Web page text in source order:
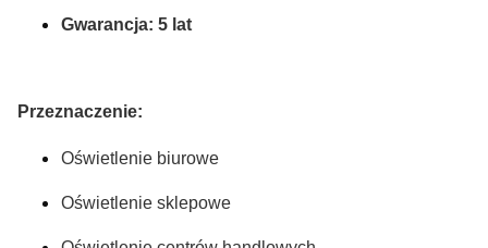
Gwarancja: 5 lat
Przeznaczenie:
Oświetlenie biurowe
Oświetlenie sklepowe